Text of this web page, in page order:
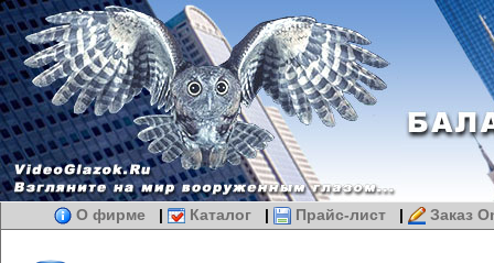
О фирме | Каталог | Прайс-лист | Заказ